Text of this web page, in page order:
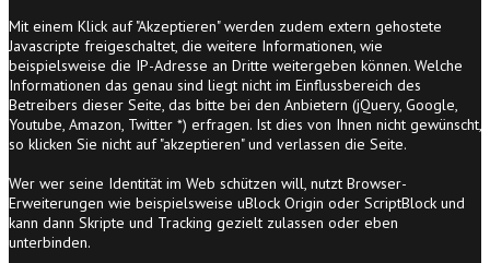
Mit einem Klick auf "Akzeptieren" werden zudem extern gehostete
Javascripte freigeschaltet, die weitere Informationen, wie
beispielsweise die IP-Adresse an Dritte weitergeben können. Welche
Informationen das genau sind liegt nicht im Einflussbereich des
Betreibers dieser Seite, das bitte bei den Anbietern (jQuery, Google,
Youtube, Amazon, Twitter *) erfragen. Ist dies von Ihnen nicht gewünscht,
so klicken Sie nicht auf "akzeptieren" und verlassen die Seite.
Wer wer seine Identität im Web schützen will, nutzt Browser-
Erweiterungen wie beispielsweise uBlock Origin oder ScriptBlock und
kann dann Skripte und Tracking gezielt zulassen oder eben
unterbinden.